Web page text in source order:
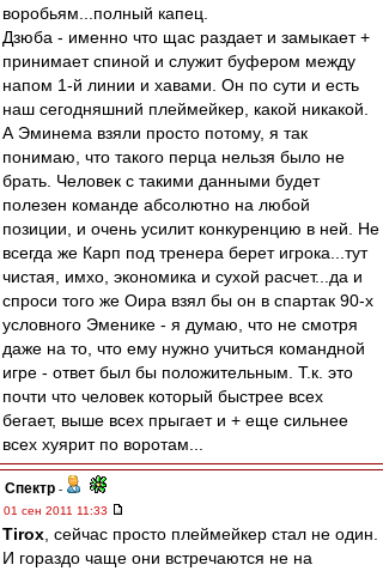
воробьям...полный капец.
Дзюба - именно что щас раздает и замыкает +
принимает спиной и служит буфером между
напом 1-й линии и хавами. Он по сути и есть
наш сегодняшний плеймейкер, какой никакой.
А Эминема взяли просто потому, я так
понимаю, что такого перца нельзя было не
брать. Человек с такими данными будет
полезен команде абсолютно на любой
позиции, и очень усилит конкуренцию в ней. Не
всегда же Карп под тренера берет игрока...тут
чистая, имхо, экономика и сухой расчет...да и
спроси того же Оира взял бы он в спартак 90-х
условного Эменике - я думаю, что не смотря
даже на то, что ему нужно учиться командной
игре - ответ был бы положительным. Т.к. это
почти что человек который быстрее всех
бегает, выше всех прыгает и + еще сильнее
всех хуярит по воротам...
Спектр -
01 сен 2011 11:33
Tirox , сейчас просто плеймейкер стал не один.
И гораздо чаще они встречаются не на